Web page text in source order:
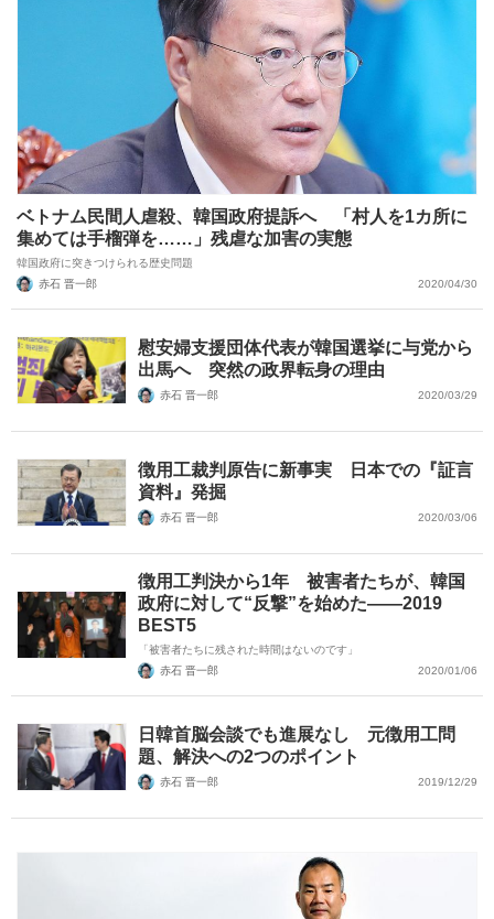
ベトナム民間人虐殺、韓国政府提訴へ 「村人を1カ所に
集めては手榴弾を……」残虐な加害の実態
韓国政府に突きつけられる歴史問題
赤石 晋一郎
2020/04/30
慰安婦支援団体代表が韓国選挙に与党から
出馬へ 突然の政界転身の理由
赤石 晋一郎 2020/03/29
徴用工裁判原告に新事実 日本での『証言
資料』発掘
赤石 晋一郎 2020/03/06
徴用工判決から1年 被害者たちが、韓国
政府に対して“反撃”を始めた――2019
BEST5
「被害者たちに残された時間はないのです」
赤石 晋一郎
2020/01/06
日韓首脳会談でも進展なし 元徴用工問
題、解決への2つのポイント
赤石 晋一郎 2019/12/29